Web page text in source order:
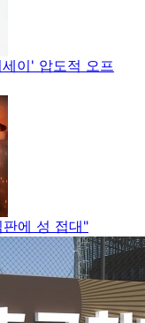
이' 압도적 오프
에 성 접대"